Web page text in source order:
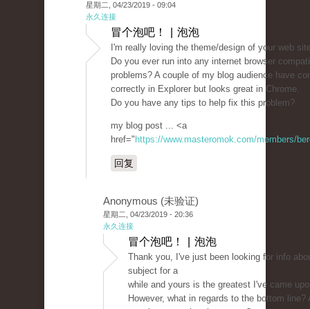
星期二, 04/23/2019 - 09:04
永久连接
冒个泡吧！ | 泡泡
I'm really loving the theme/design of your web
Do you ever run into any internet browser
problems? A couple of my blog audience have
correctly in Explorer but looks great in Chrome.
Do you have any tips to help fix this problem?
my blog post ... <a
href=" https://www.masteromok.com/members/
回复
Anonymous (未验证)
星期二, 04/23/2019 - 20:36
永久连接
冒个泡吧！ | 泡泡
Thank you, I've just been looking for info
subject for a
while and yours is the greatest I've came
However, what in regards to the bottom line?